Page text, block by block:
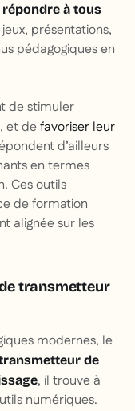
à tous
présentations,
pédagogiques en
de stimuler
, et defavoriser leur
d’ailleurs
en termes
Ces outils
de formation
alignée sur les
transmetteur
modernes, le
de
, il trouve à
numériques.